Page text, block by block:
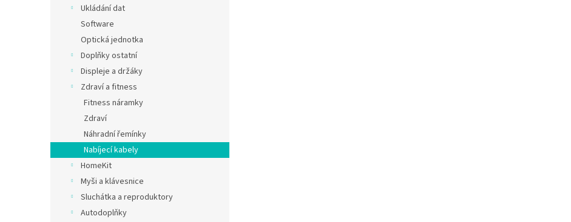
Ukládání dat
Software
Optická jednotka
Doplňky ostatní
Displeje a držáky
Zdraví a fitness
Fitness náramky
Zdraví
Náhradní řemínky
Nabíjecí kabely
HomeKit
Myši a klávesnice
Sluchátka a reproduktory
Autodoplňky